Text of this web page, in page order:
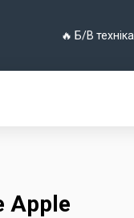
🔥 Б/В техніка
Apple